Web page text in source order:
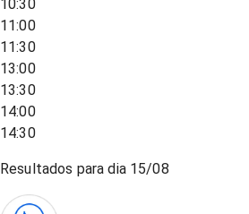
10:30
11:00
11:30
13:00
13:30
14:00
14:30
Resultados para dia 15/08